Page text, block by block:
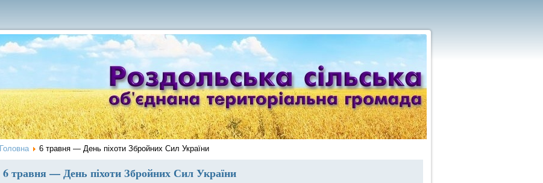
Головна 6 травня — День піхоти Збройних Сил України
6 травня — День піхоти Збройних Сил України